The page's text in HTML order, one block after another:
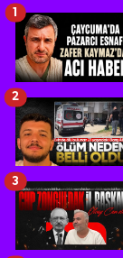
1
2
3